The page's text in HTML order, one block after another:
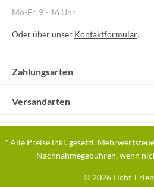
Mo-Fr, 9 - 16 Uhr
Oder über unser Kontaktformular.
Zahlungsarten
Versandarten
* Alle Preise inkl. gesetzl.
Nachnahmegebühren, wenn
© 2026 Licht-